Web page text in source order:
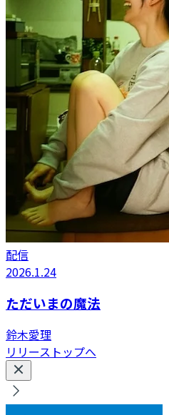
配信
2026.1.24
ただいまの魔法
鈴木愛理
リリーストップへ